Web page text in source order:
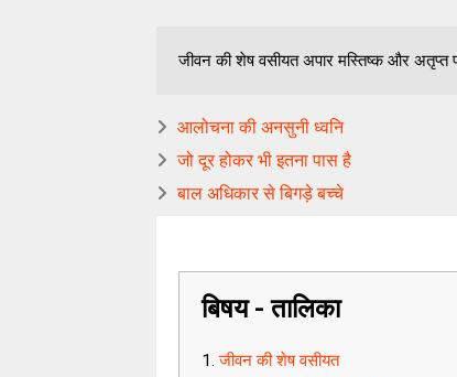
जीवन की शेष वसीयत अपार मस्तिष्क और अतृप्त
आलोचना की अनसुनी ध्वनि
जो दूर होकर भी इतना पास है
बाल अधिकार से बिगड़े बच्चे
बिषय - तालिका
जीवन की शेष वसीयत